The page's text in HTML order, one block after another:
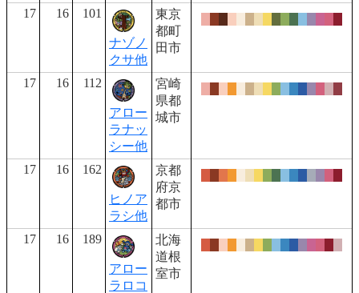
17 16 101
ナゾノ
クサ他
東京
都町
田市
17 16 112
アロー
ラナッ
シー他
宮崎
県都
城市
17 16 162
ヒノア
ラシ他
京都
府京
都市
17 16 189
アロー
ラロコ
北海
道根
室市